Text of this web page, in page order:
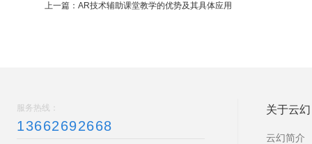
上一篇： AR技术辅助课堂教学的优势及其具体应用
服务热线：
13662692668
关于云幻
云幻简介